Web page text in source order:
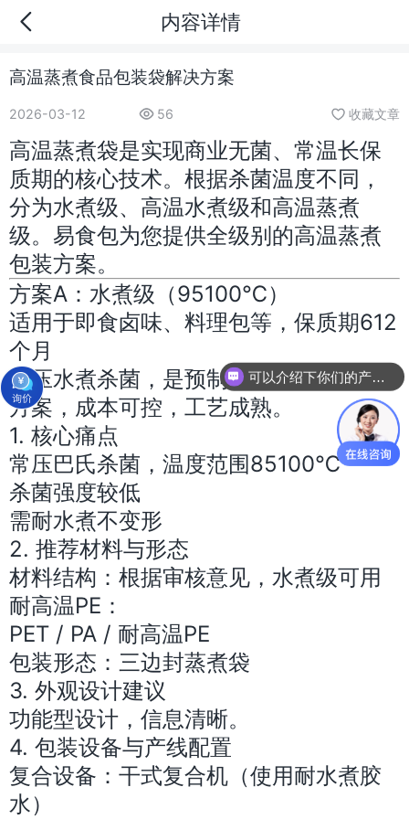
内容详情
高温蒸煮食品包装袋解决方案
2026-03-12 56 收藏文章
高温蒸煮袋是实现商业无菌、常温长保
质期的核心技术。根据杀菌温度不同，
分为水煮级、高温水煮级和高温蒸煮
级。易食包为您提供全级别的高温蒸煮
包装方案。
方案A：水煮级（95100℃）
适用于即食卤味、料理包等，保质期612
个月
常压水煮杀菌，是预制菜入门级的杀菌
方案，成本可控，工艺成熟。
1. 核心痛点
常压巴氏杀菌，温度范围85100℃
杀菌强度较低
需耐水煮不变形
2. 推荐材料与形态
材料结构：根据审核意见，水煮级可用
耐高温PE：
PET / PA / 耐高温PE
包装形态：三边封蒸煮袋
3. 外观设计建议
功能型设计，信息清晰。
4. 包装设备与产线配置
复合设备：干式复合机（使用耐水煮胶
水）
可以介绍下你们的产品么